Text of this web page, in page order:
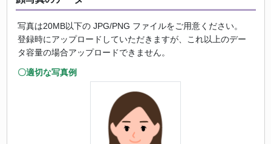
写真は20MB以下の JPG/PNG ファイルをご用意ください。
登録時にアップロードしていただきますが、これ以上のデー
タ容量の場合アップロードできません。
〇適切な写真例